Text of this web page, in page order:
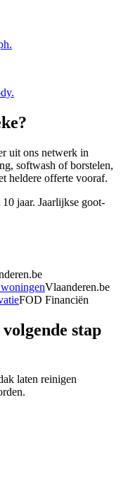
?
uit ons netwerk in
softwash of borstelen,
heldere offerte vooraf.
jaar. Jaarlijkse goot-
Vlaanderen.be
FOD Financiën
stap
laten reinigen